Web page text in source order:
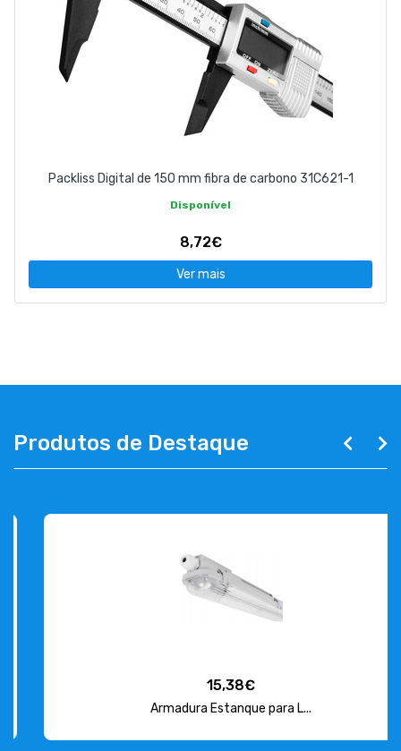
Packliss Digital de 150 mm fibra de carbono 31C621-1
Disponível
8,72€
Ver mais
Produtos de Destaque
15,38€
Armadura Estanque para L...